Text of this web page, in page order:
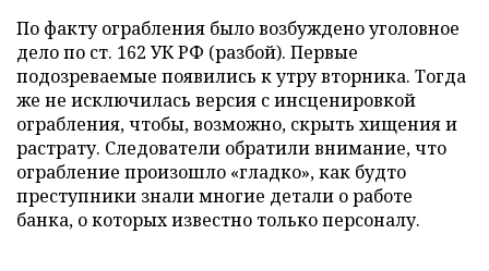
По факту ограбления было возбуждено уголовное
дело по ст. 162 УК РФ (разбой). Первые
подозреваемые появились к утру вторника. Тогда
же не исключилась версия с инсценировкой
ограбления, чтобы, возможно, скрыть хищения и
растрату. Следователи обратили внимание, что
ограбление произошло «гладко», как будто
преступники знали многие детали о работе
банка, о которых известно только персоналу.